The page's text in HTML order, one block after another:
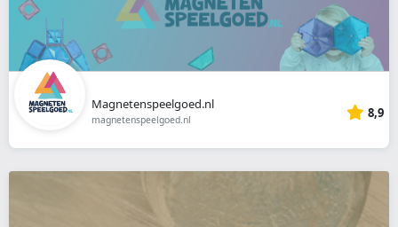
Magnetenspeelgoed.nl
magnetenspeelgoed.nl 8,9